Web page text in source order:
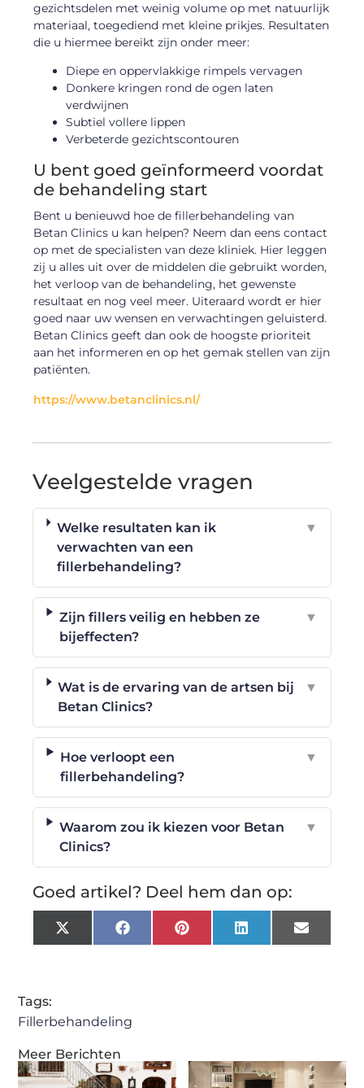
Meer Berichten
gezichtsdelen met weinig volume op met natuurlijk
materiaal, toegediend met kleine prikjes. Resultaten
die u hiermee bereikt zijn onder meer:
Diepe en oppervlakkige rimpels vervagen
Donkere kringen rond de ogen laten
verdwijnen
Subtiel vollere lippen
Verbeterde gezichtscontouren
U bent goed geïnformeerd voordat
de behandeling start
Bent u benieuwd hoe de fillerbehandeling van
Betan Clinics u kan helpen? Neem dan eens contact
op met de specialisten van deze kliniek. Hier leggen
zij u alles uit over de middelen die gebruikt worden,
het verloop van de behandeling, het gewenste
resultaat en nog veel meer. Uiteraard wordt er hier
goed naar uw wensen en verwachtingen geluisterd.
Betan Clinics geeft dan ook de hoogste prioriteit
aan het informeren en op het gemak stellen van zijn
patiënten.
https://www.betanclinics.nl/
Veelgestelde vragen
Welke resultaten kan ik
verwachten van een
fillerbehandeling?
▼
Zijn fillers veilig en hebben ze
bijeffecten?
▼
Wat is de ervaring van de artsen bij
Betan Clinics?
▼
Hoe verloopt een
fillerbehandeling?
▼
Waarom zou ik kiezen voor Betan
Clinics?
▼
Goed artikel? Deel hem dan op:
X
(Twitter)
FacebookPinterestLinkedInEmail
Tags:
Fillerbehandeling